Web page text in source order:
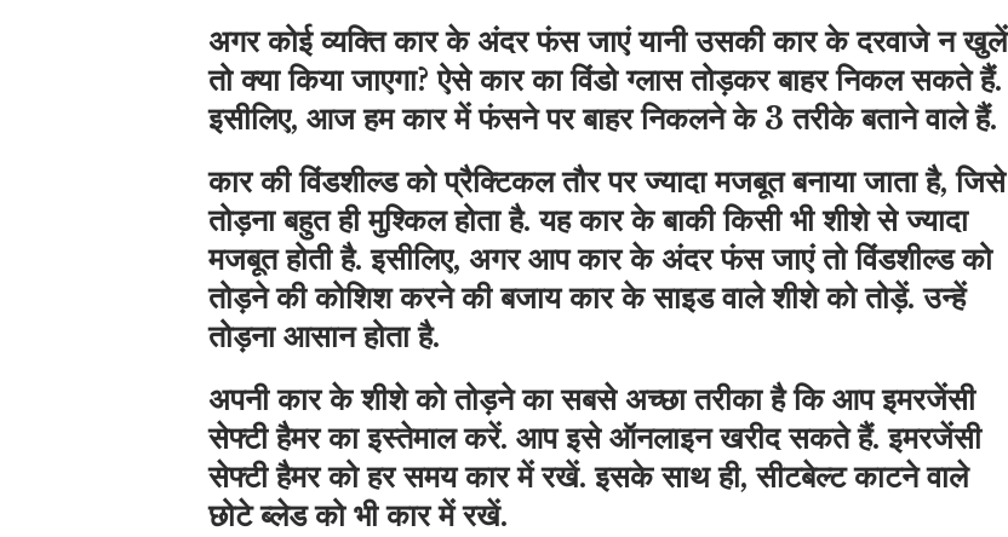
अगर कोई व्यक्ति कार के अंदर फंस जाएं यानी उसकी कार के दरवाजे न खुलें
तो क्या किया जाएगा? ऐसे कार का विंडो ग्लास तोड़कर बाहर निकल सकते हैं.
इसीलिए, आज हम कार में फंसने पर बाहर निकलने के 3 तरीके बताने वाले हैं.
कार की विंडशील्ड को प्रैक्टिकल तौर पर ज्यादा मजबूत बनाया जाता है, जिसे
तोड़ना बहुत ही मुश्किल होता है. यह कार के बाकी किसी भी शीशे से ज्यादा
मजबूत होती है. इसीलिए, अगर आप कार के अंदर फंस जाएं तो विंडशील्ड को
तोड़ने की कोशिश करने की बजाय कार के साइड वाले शीशे को तोड़ें. उन्हें
तोड़ना आसान होता है.
अपनी कार के शीशे को तोड़ने का सबसे अच्छा तरीका है कि आप इमरजेंसी
सेफ्टी हैमर का इस्तेमाल करें. आप इसे ऑनलाइन खरीद सकते हैं. इमरजेंसी
सेफ्टी हैमर को हर समय कार में रखें. इसके साथ ही, सीटबेल्ट काटने वाले
छोटे ब्लेड को भी कार में रखें.